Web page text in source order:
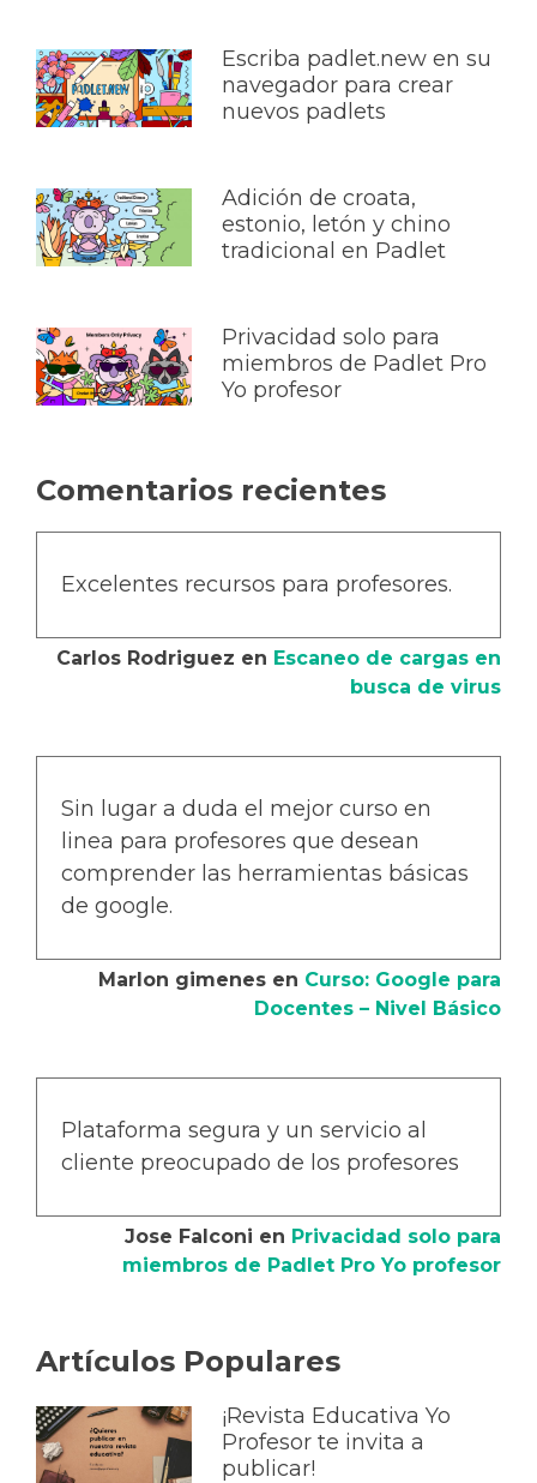
Escriba padlet.new en su
navegador para crear
nuevos padlets
Adición de croata,
estonio, letón y chino
tradicional en Padlet
Privacidad solo para
miembros de Padlet Pro
Yo profesor
Comentarios recientes
Excelentes recursos para profesores.
Carlos Rodriguez en Escaneo de cargas en
busca de virus
Sin lugar a duda el mejor curso en
linea para profesores que desean
comprender las herramientas básicas
de google.
Marlon gimenes en Curso: Google para
Docentes – Nivel Básico
Plataforma segura y un servicio al
cliente preocupado de los profesores
Jose Falconi en Privacidad solo para
miembros de Padlet Pro Yo profesor
Artículos Populares
¡Revista Educativa Yo
Profesor te invita a
publicar!